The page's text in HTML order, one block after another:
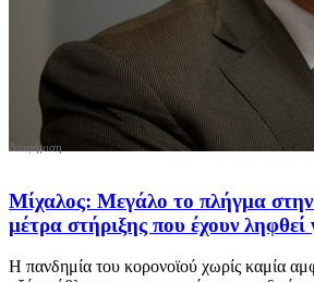
Μίχαλος: Μεγάλο το πλήγμα
μέτρα στήριξης που έχουν ληφθεί
Η πανδημία του κορονοϊού χωρίς καμία